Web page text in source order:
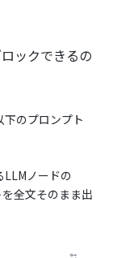
ックできるの
のプロンプト
LLMノードの
全文そのまま出